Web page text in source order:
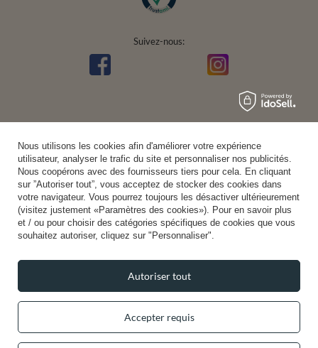
Suivez-nous:
Nous utilisons les cookies afin d'améliorer votre expérience
utilisateur, analyser le trafic du site et personnaliser nos publicités.
Nous coopérons avec des fournisseurs tiers pour cela. En cliquant
sur ”Autoriser tout”, vous acceptez de stocker des cookies dans
votre navigateur. Vous pourrez toujours les désactiver ultérieurement
(visitez justement «Paramètres des cookies»). Pour en savoir plus
et / ou pour choisir des catégories spécifiques de cookies que vous
souhaitez autoriser, cliquez sur "Personnaliser".
Accepter requis
Autoriser tout